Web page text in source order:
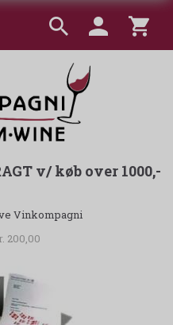
v/ køb over 1000,-
Vinkompagni
200,00